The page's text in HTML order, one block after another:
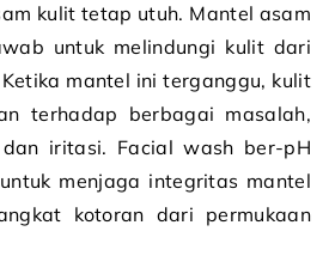
kulit tetap utuh. Mantel asam
untuk melindungi kulit dari
mantel ini terganggu, kulit
terhadap berbagai masalah,
iritasi. Facial wash ber-pH
menjaga integritas mantel
kotoran dari permukaan